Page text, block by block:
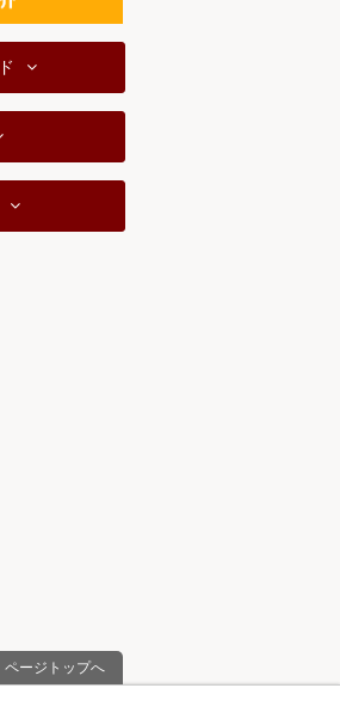
ページトップへ